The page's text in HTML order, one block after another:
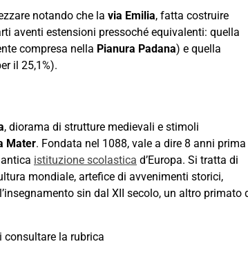
notando che la via Emilia, fatta costruire
aventi estensioni pressoché equivalenti: quella
compresa nella Pianura Padana) e quella
il 25,1%).
, diorama di strutture medievali e stimoli
Mater. Fondata nel 1088, vale a dire 8 anni prima
istituzione scolastica d’Europa. Si tratta di
mondiale, artefice di avvenimenti storici,
sin dal XII secolo, un altro primato
consultare la rubrica